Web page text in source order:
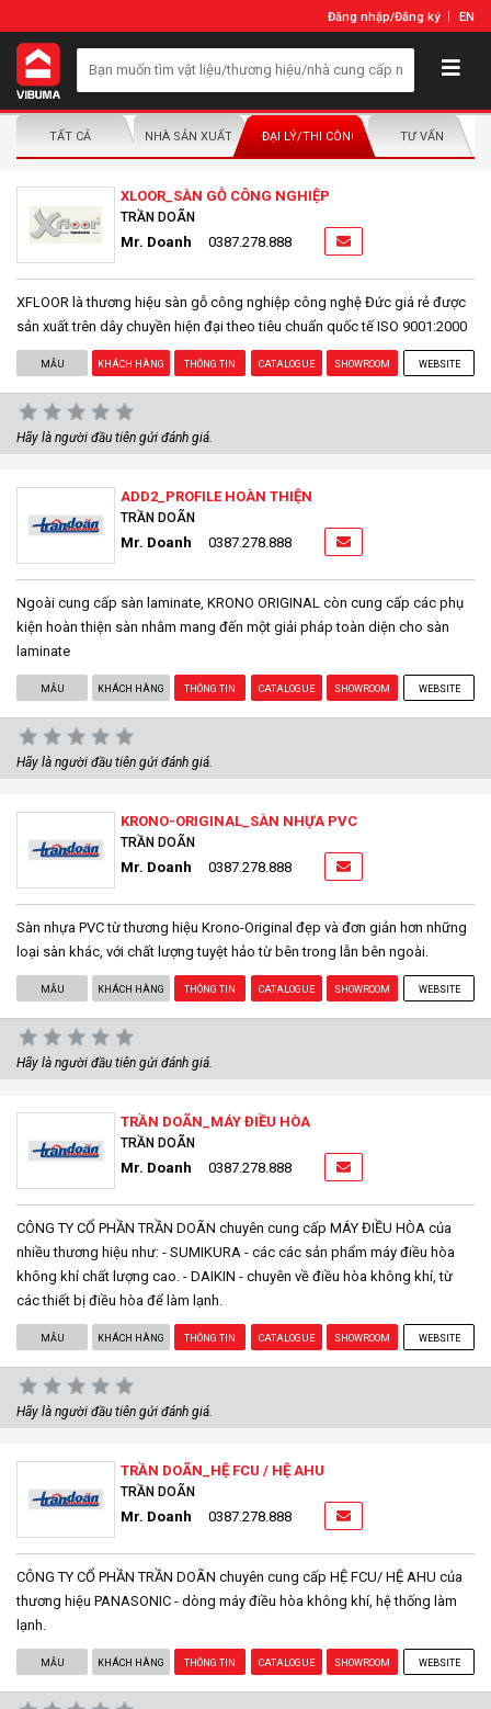
Đăng nhập/Đăng ký EN
TẤT CẢ NHÀ SẢN XUẤT/NHÀ PHÂN PHỐIĐẠI LÝ/THI CÔNG LẮP ĐẶTTƯ VẤN
XLOOR_SÀN GỖ CÔNG NGHIỆP
TRẦN DOÃN
Mr. Doanh 0387.278.888
XFLOOR là thương hiệu sàn gỗ công nghiệp công nghệ Đức giá rẻ được
sản xuất trên dây chuyền hiện đại theo tiêu chuẩn quốc tế ISO 9001:2000
MẪU KHÁCH HÀNG THÔNG TIN CATALOGUE SHOWROOM WEBSITE
Hãy là người đầu tiên gửi đánh giá.
ADD2_PROFILE HOÀN THIỆN
TRẦN DOÃN
Mr. Doanh 0387.278.888
Ngoài cung cấp sàn laminate, KRONO ORIGINAL còn cung cấp các phụ
kiện hoàn thiện sàn nhằm mang đến một giải pháp toàn diện cho sàn
laminate
MẪU KHÁCH HÀNG THÔNG TIN CATALOGUE SHOWROOM WEBSITE
Hãy là người đầu tiên gửi đánh giá.
KRONO-ORIGINAL_SÀN NHỰA PVC
TRẦN DOÃN
Mr. Doanh 0387.278.888
Sàn nhựa PVC từ thương hiệu Krono-Original đẹp và đơn giản hơn những
loại sàn khác, với chất lượng tuyệt hảo từ bên trong lẫn bên ngoài.
MẪU KHÁCH HÀNG THÔNG TIN CATALOGUE SHOWROOM WEBSITE
Hãy là người đầu tiên gửi đánh giá.
TRẦN DOÃN_MÁY ĐIỀU HÒA
TRẦN DOÃN
Mr. Doanh 0387.278.888
CÔNG TY CỔ PHẦN TRẦN DOÃN chuyên cung cấp MÁY ĐIỀU HÒA của
nhiều thương hiệu như: - SUMIKURA - các các sản phẩm máy điều hòa
không khí chất lượng cao. - DAIKIN - chuyên về điều hòa không khí, từ
các thiết bị điều hòa để làm lạnh.
MẪU KHÁCH HÀNG THÔNG TIN CATALOGUE SHOWROOM WEBSITE
Hãy là người đầu tiên gửi đánh giá.
TRẦN DOÃN_HỆ FCU / HỆ AHU
TRẦN DOÃN
Mr. Doanh 0387.278.888
CÔNG TY CỔ PHẦN TRẦN DOÃN chuyên cung cấp HỆ FCU/ HỆ AHU của
thương hiệu PANASONIC - dòng máy điều hòa không khí, hệ thống làm
lạnh.
MẪU KHÁCH HÀNG THÔNG TIN CATALOGUE SHOWROOM WEBSITE